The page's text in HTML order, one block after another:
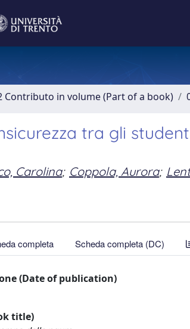
Contributo in volume (Part of a book)
tra gli
Carolina; Coppola, Aurora;
completa Scheda completa (DC)
(Date of publication)
title)